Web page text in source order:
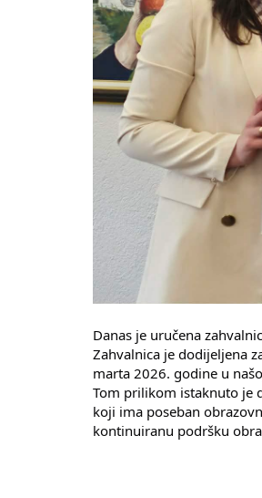
Danas je uručena
Zahvalnica je dodijeljena
marta 2026. godine u
Tom prilikom istaknuto je
koji ima poseban
kontinuiranu podršku